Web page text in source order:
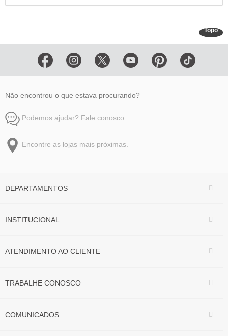
Topo
Não encontrou o que estava procurando?
Podemos ajudar? Fale conosco.
Encontre as lojas mais próximas.
DEPARTAMENTOS
INSTITUCIONAL
ATENDIMENTO AO CLIENTE
TRABALHE CONOSCO
COMUNICADOS